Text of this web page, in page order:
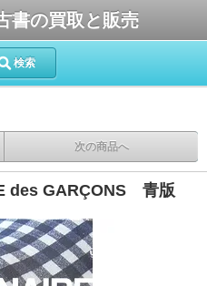
書の買取と販売
検索
次の商品へ
des GARÇONS 青版